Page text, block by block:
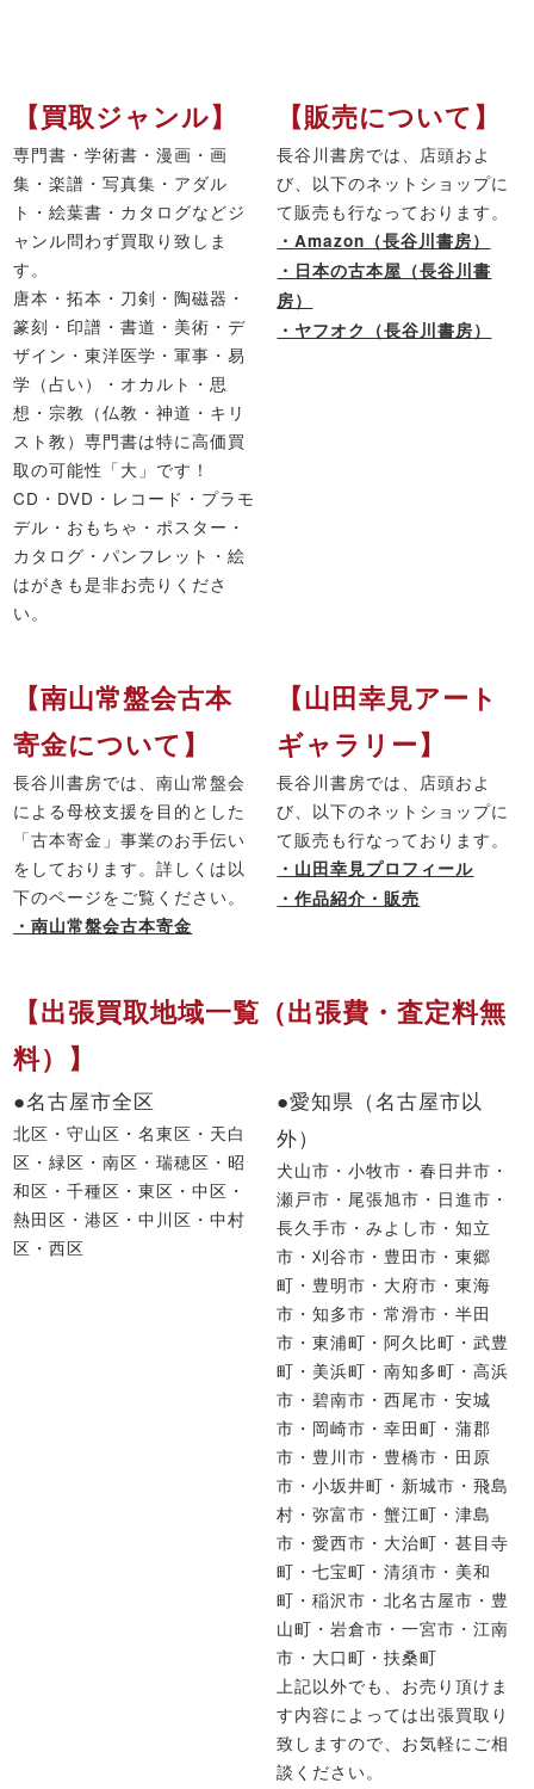
【買取ジャンル】
専門書・学術書・漫画・画
集・楽譜・写真集・アダル
ト・絵葉書・カタログなどジ
ャンル問わず買取り致しま
す。
唐本・拓本・刀剣・陶磁器・
篆刻・印譜・書道・美術・デ
ザイン・東洋医学・軍事・易
学（占い）・オカルト・思
想・宗教（仏教・神道・キリ
スト教）専門書は特に高価買
取の可能性「大」です！
CD・DVD・レコード・プラモ
デル・おもちゃ・ポスター・
カタログ・パンフレット・絵
はがきも是非お売りくださ
い。
【販売について】
長谷川書房では、店頭およ
び、以下のネットショップに
て販売も行なっております。
・Amazon（長谷川書房）
・日本の古本屋（長谷川書
房）
・ヤフオク（長谷川書房）
【南山常盤会古本
寄金について】
長谷川書房では、南山常盤会
による母校支援を目的とした
「古本寄金」事業のお手伝い
をしております。詳しくは以
下のページをご覧ください。
・南山常盤会古本寄金
【山田幸見アート
ギャラリー】
長谷川書房では、店頭およ
び、以下のネットショップに
て販売も行なっております。
・山田幸見プロフィール
・作品紹介・販売
【出張買取地域一覧（出張費・査定料無
料）】
●名古屋市全区
北区・守山区・名東区・天白
区・緑区・南区・瑞穂区・昭
和区・千種区・東区・中区・
熱田区・港区・中川区・中村
区・西区
●愛知県（名古屋市以
外）
犬山市・小牧市・春日井市・
瀬戸市・尾張旭市・日進市・
長久手市・みよし市・知立
市・刈谷市・豊田市・東郷
町・豊明市・大府市・東海
市・知多市・常滑市・半田
市・東浦町・阿久比町・武豊
町・美浜町・南知多町・高浜
市・碧南市・西尾市・安城
市・岡崎市・幸田町・蒲郡
市・豊川市・豊橋市・田原
市・小坂井町・新城市・飛島
村・弥富市・蟹江町・津島
市・愛西市・大治町・甚目寺
町・七宝町・清須市・美和
町・稲沢市・北名古屋市・豊
山町・岩倉市・一宮市・江南
市・大口町・扶桑町
上記以外でも、お売り頂けま
す内容によっては出張買取り
致しますので、お気軽にご相
談ください。